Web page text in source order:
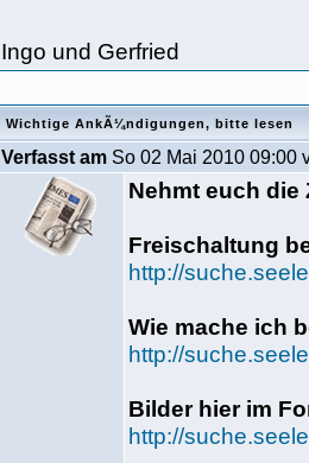
Ingo und Gerfried
Wichtige AnkÃ¼ndigungen, bitte lesen
Verfasst am So 02 Mai 2010 09:00
Nehmt euch die
Freischaltung
http://
Wie mache ich
http://
Bilder hier im
http://